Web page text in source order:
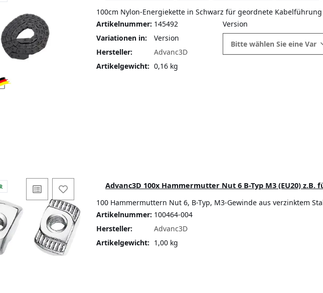
100cm Nylon-Energiekette in Schwarz für geordnete
Artikelnummer: 145492
Variationen in:
Version
Hersteller:
Advanc3D
Artikelgewicht: 0,16 kg
Version
Bitte wählen Sie eine
Advanc3D 100x Hammermutter Nut 6 B-Typ M3 (EU20)
100 Hammermuttern Nut 6, B-Typ, M3-Gewinde aus verzinktem
Artikelnummer: 100464-004
Hersteller:
Advanc3D
Artikelgewicht: 1,00 kg